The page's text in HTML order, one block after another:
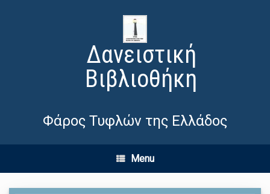
Δανειστική
Βιβλιοθήκη
Φάρος Τυφλών της Ελλάδος
Menu